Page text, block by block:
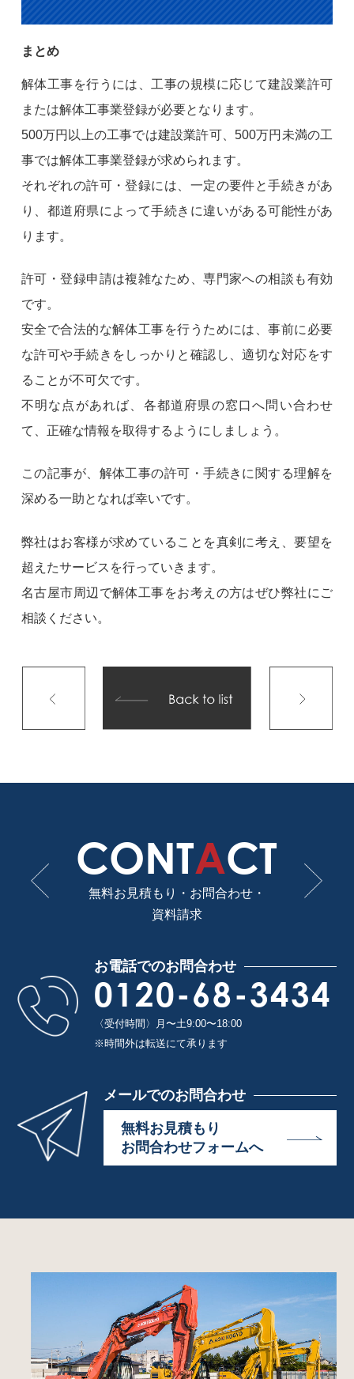
まとめ
解体工事を行うには、工事の規模に応じて建設業許可
または解体工事業登録が必要となります。
500万円以上の工事では建設業許可、500万円未満の工
事では解体工事業登録が求められます。
それぞれの許可・登録には、一定の要件と手続きがあ
り、都道府県によって手続きに違いがある可能性があ
ります。
許可・登録申請は複雑なため、専門家への相談も有効
です。
安全で合法的な解体工事を行うためには、事前に必要
な許可や手続きをしっかりと確認し、適切な対応をす
ることが不可欠です。
不明な点があれば、各都道府県の窓口へ問い合わせ
て、正確な情報を取得するようにしましょう。
この記事が、解体工事の許可・手続きに関する理解を
深める一助となれば幸いです。
弊社はお客様が求めていることを真剣に考え、要望を
超えたサービスを行っていきます。
名古屋市周辺で解体工事をお考えの方はぜひ弊社にご
相談ください。
CONTACT
無料お見積もり・お問合わせ・
資料請求
お電話でのお問合わせ
0120-68-3434
〈受付時間〉月〜土9:00〜18:00
※時間外は転送にて承ります
メールでのお問合わせ
無料お見積もり
お問合わせフォームへ